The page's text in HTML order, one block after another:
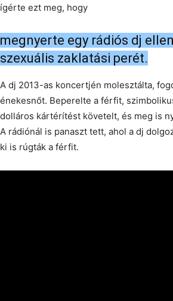
ígérte ezt meg, hogy
megnyerte egy rádiós dj
szexuális zaklatási perét.
A dj 2013-as koncertjén molesztálta,
énekesnőt. Beperelte a férfit,
dolláros kártérítést követelt, és meg is
A rádiónál is panaszt tett, ahol a dj
ki is rúgták a férfit.